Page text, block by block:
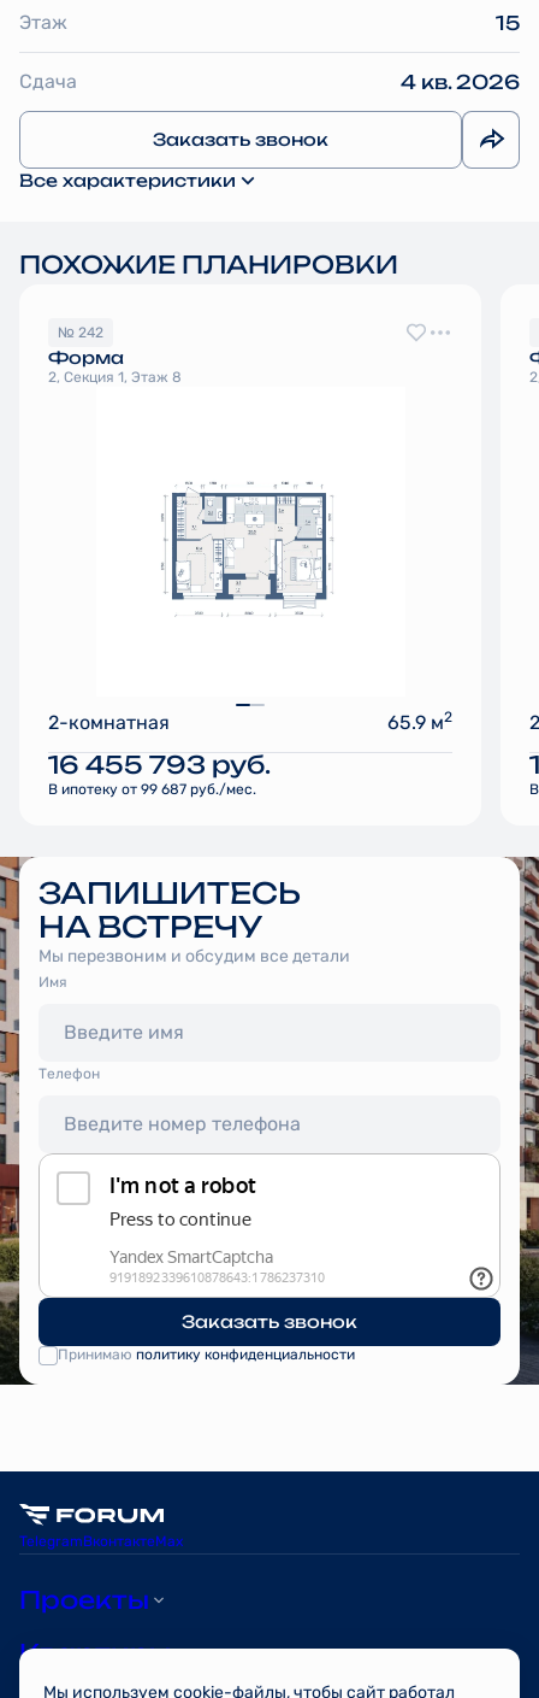
Этаж 15
Сдача 4 кв. 2026
Заказать звонок
Все характеристики
ПОХОЖИЕ ПЛАНИРОВКИ
№ 242
Форма
2, Секция 1, Этаж 8
2-комнатная 65.9 м2
16 455 793 руб.
В ипотеку от 99 687 руб./мес.
ЗАПИШИТЕСЬ
НА ВСТРЕЧУ
Мы перезвоним и обсудим все детали
Имя
Tелефон
Заказать звонок
Принимаю политику конфиденциальности
TelegramВконтактеMax
Проекты
Квартиры
Мы используем cookie-файлы, чтобы сайт работал